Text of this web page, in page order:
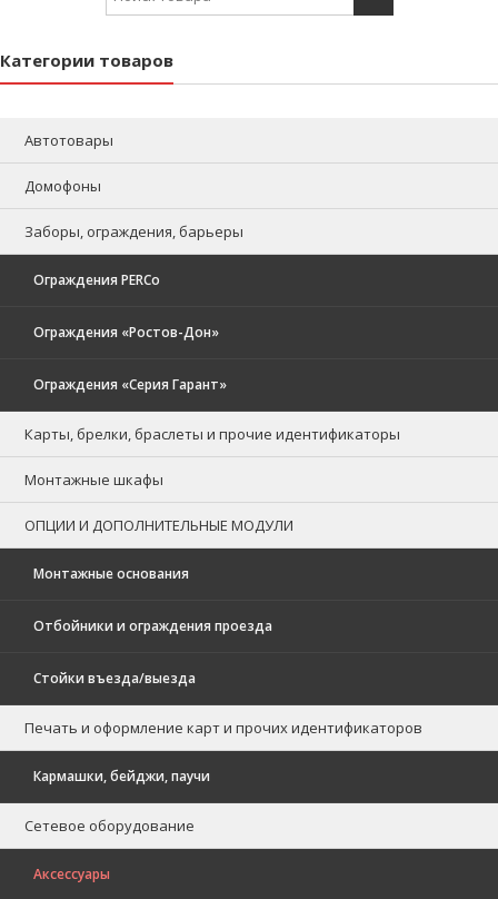
Категории товаров
Автотовары
Домофоны
Заборы, ограждения, барьеры
Ограждения PERCo
Ограждения «Ростов-Дон»
Ограждения «Серия Гарант»
Карты, брелки, браслеты и прочие идентификаторы
Монтажные шкафы
ОПЦИИ И ДОПОЛНИТЕЛЬНЫЕ МОДУЛИ
Монтажные основания
Отбойники и ограждения проезда
Стойки въезда/выезда
Печать и оформление карт и прочих идентификаторов
Кармашки, бейджи, паучи
Сетевое оборудование
Аксессуары